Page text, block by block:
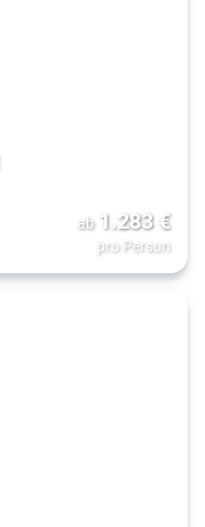
ab 1.283€
pro Person